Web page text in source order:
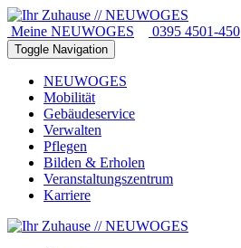
Meine NEUWOGES 0395 4501-450
Toggle Navigation
NEUWOGES
Mobilität
Gebäudeservice
Verwalten
Pflegen
Bilden & Erholen
Veranstaltungszentrum
Karriere